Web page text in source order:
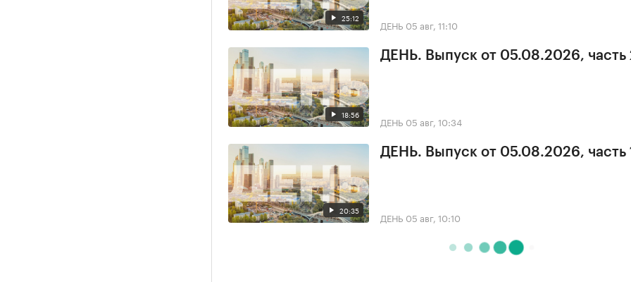
25:12 ДЕНЬ 05 авг, 11:10
18:56
ДЕНЬ. Выпуск от 05.08.2026, часть
ДЕНЬ 05 авг, 10:34
20:35
ДЕНЬ. Выпуск от 05.08.2026, часть
ДЕНЬ 05 авг, 10:10